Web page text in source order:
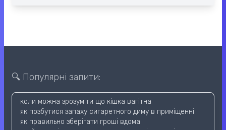
🔍 Популярні запити:
коли можна зрозуміти що кішка вагітна
як позбутися запаху сигаретного диму в приміщенні
як правильно зберігати гроші вдома